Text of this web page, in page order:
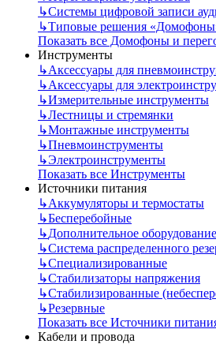
↳Системы цифровой записи
↳Типовые решения
Показать все Домофоны и
Инструменты
↳Аксессуары для
↳Аксессуары для
↳Измерительные инструменты
↳Лестницы и стремянки
↳Монтажные инструменты
↳Пневмоинструменты
↳Электроинструменты
Показать все Инструменты
Источники питания
↳Аккумуляторы и термостаты
↳Бесперебойные
↳Дополнительное оборудование
↳Система распределенного
↳Специализированные
↳Стабилизаторы напряжения
↳Стабилизированные
↳Резервные
Показать все Источники
Кабели и провода